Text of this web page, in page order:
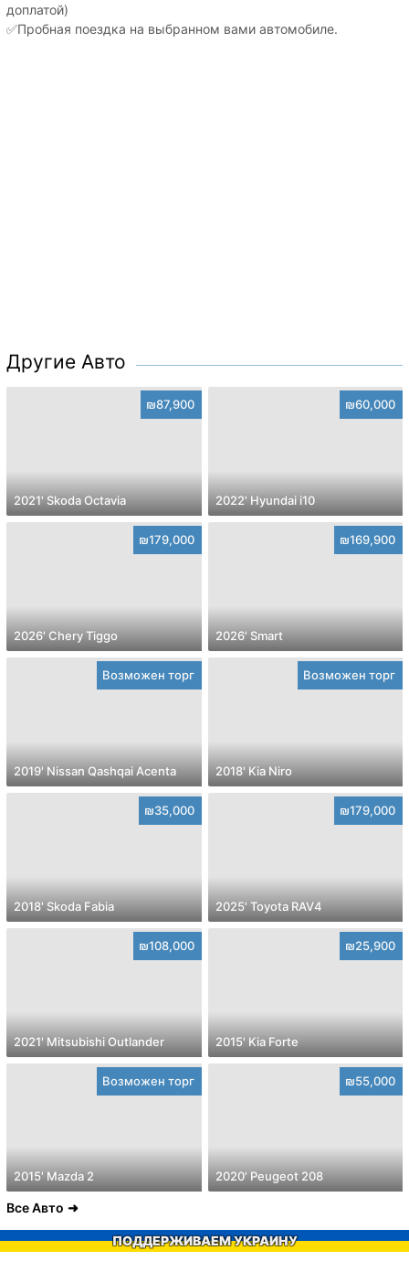
доплатой)
✅Пробная поездка на выбранном вами автомобиле.
Другие Авто
₪87,900
2021' Skoda Octavia
₪60,000
2022' Hyundai i10
₪179,000
2026' Chery Tiggo
₪169,900
2026' Smart
Возможен торг
2019' Nissan Qashqai Acenta
Возможен торг
2018' Kia Niro
₪35,000
2018' Skoda Fabia
₪179,000
2025' Toyota RAV4
₪108,000
2021' Mitsubishi Outlander
₪25,900
2015' Kia Forte
Возможен торг
2015' Mazda 2
₪55,000
2020' Peugeot 208
Все Авто
ПОДДЕРЖИВАЕМ УКРАИНУ